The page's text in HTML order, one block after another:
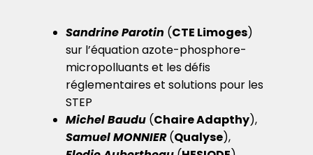
Sandrine Parotin (CTE Limoges)
sur l’équation azote-phosphore-
micropolluants et les défis
réglementaires et solutions pour les
STEP
Michel Baudu (Chaire Adapthy),
Samuel MONNIER(Qualyse),